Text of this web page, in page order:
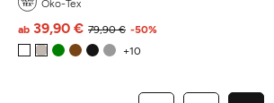
79,90 €
ab 39,90 € -50%